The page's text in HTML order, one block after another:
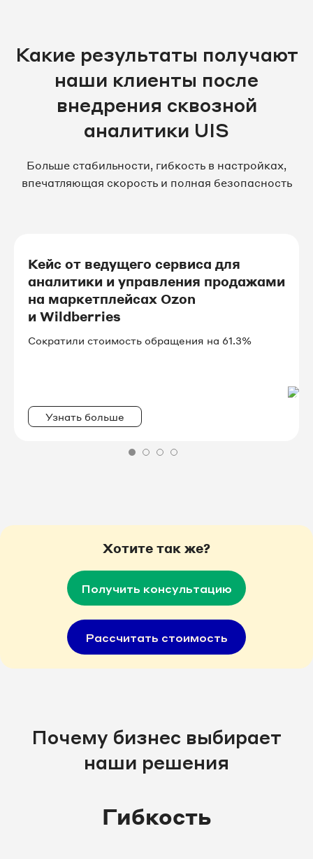
Какие результаты получают
наши клиенты после
внедрения сквозной
аналитики UIS
Больше стабильности, гибкость в настройках,
впечатляющая скорость и полная безопасность
Кейс от ведущего сервиса для
аналитики и управления продажами
на маркетплейсах Ozon
и Wildberries
Сократили стоимость обращения на 61.3%
Узнать больше
Хотите так же?
Получить консультацию
Рассчитать стоимость
Почему бизнес выбирает
наши решения
Гибкость